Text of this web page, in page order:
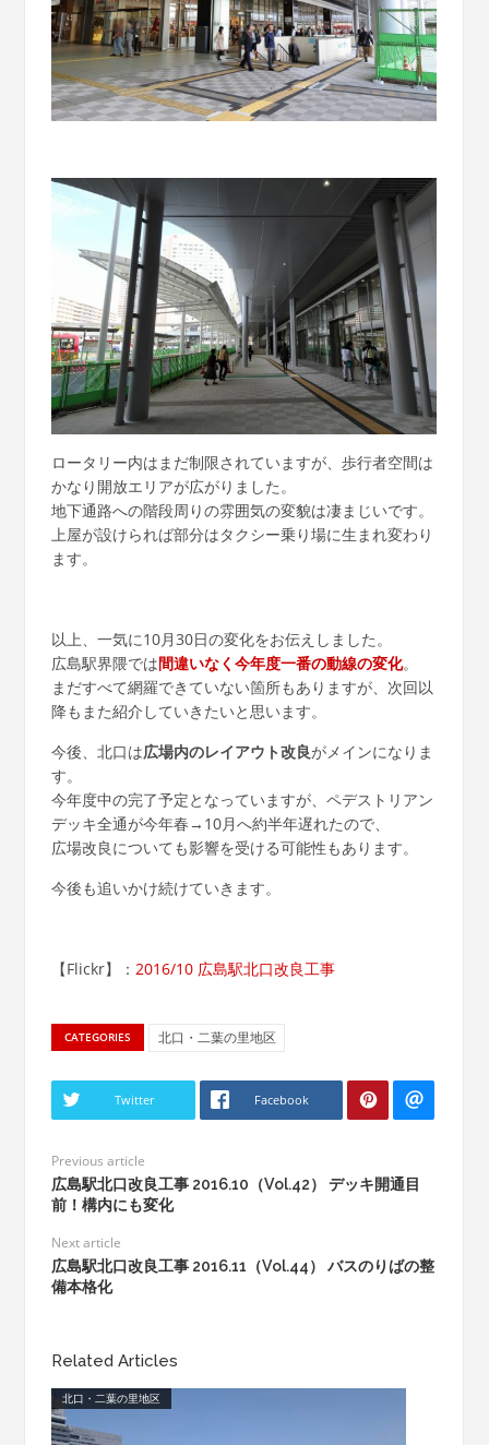
ロータリー内はまだ制限されていますが、歩行者空間は
かなり開放エリアが広がりました。
地下通路への階段周りの雰囲気の変貌は凄まじいです。
上屋が設けられば部分はタクシー乗り場に生まれ変わり
ます。
以上、一気に10月30日の変化をお伝えしました。
広島駅界隈では間違いなく今年度一番の動線の変化。
まだすべて網羅できていない箇所もありますが、次回以
降もまた紹介していきたいと思います。
今後、北口は広場内のレイアウト改良がメインになりま
す。
今年度中の完了予定となっていますが、ペデストリアン
デッキ全通が今年春→10月へ約半年遅れたので、
広場改良についても影響を受ける可能性もあります。
今後も追いかけ続けていきます。
【Flickr】： 2016/10 広島駅北口改良工事
CATEGORIES 北口・二葉の里地区
Twitter Facebook
Previous article
広島駅北口改良工事 2016.10（Vol.42） デッキ開通目
前！構内にも変化
Next article
広島駅北口改良工事 2016.11（Vol.44） バスのりばの整
備本格化
Related Articles
北口・二葉の里地区